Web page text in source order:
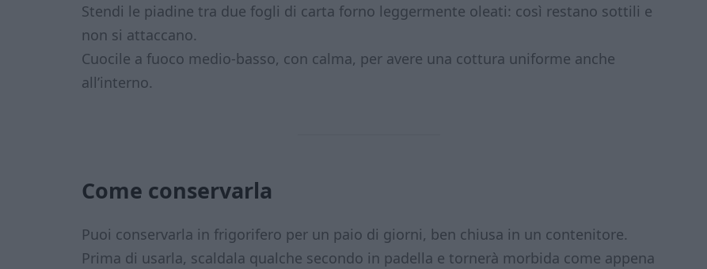
Stendi le piadine tra due fogli di carta forno leggermente oleati: così restano sottili e
non si attaccano.
Cuocile a fuoco medio-basso, con calma, per avere una cottura uniforme anche
all’interno.
Come conservarla
Puoi conservarla in frigorifero per un paio di giorni, ben chiusa in un contenitore.
Prima di usarla, scaldala qualche secondo in padella e tornerà morbida come appena